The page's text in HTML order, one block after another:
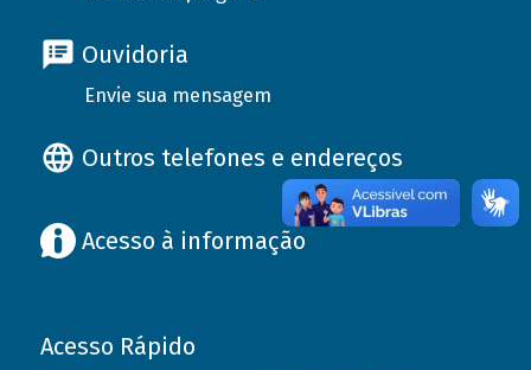
Ouvidoria
Envie sua mensagem
Outros telefones e endereços
Acesso à informação
Acesso Rápido